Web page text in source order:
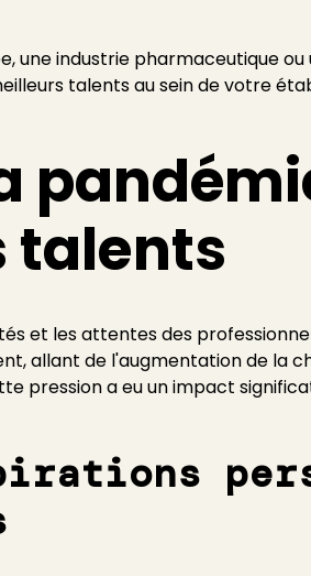
une industrie pharmaceutique
talents au sein de votre
talents
et les attentes des
allant de l'augmentation de la
pression a eu un impact